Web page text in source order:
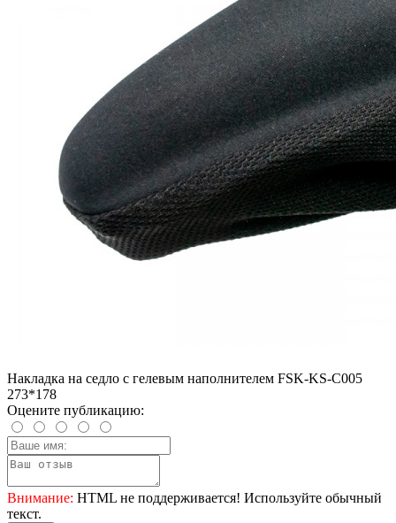
Накладка на седло с гелевым наполнителем FSK-KS-C005
273*178
Оцените публикацию:
Внимание: HTML не поддерживается! Используйте обычный
текст.